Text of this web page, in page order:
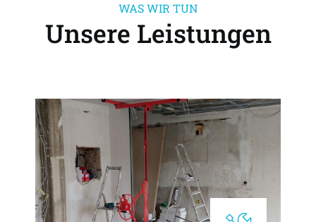
WAS WIR TUN
Unsere Leistungen